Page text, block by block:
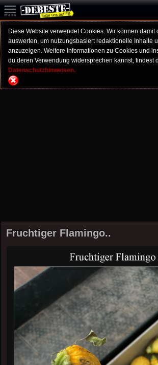
Diese Website verwendet Cookies. Wir können damit
auswerten, um nutzungsbasiert redaktionelle Inhalte
anzuzeigen. Weitere Informationen zu Cookies und
du deren Verwendung widersprechen kannst, findest
Datenschutzhinweisen.
Fruchtiger Flamingo..